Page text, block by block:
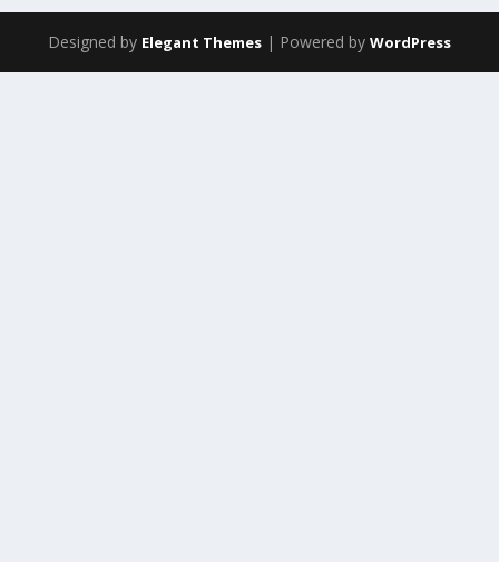
Designed by Elegant Themes | Powered by WordPress